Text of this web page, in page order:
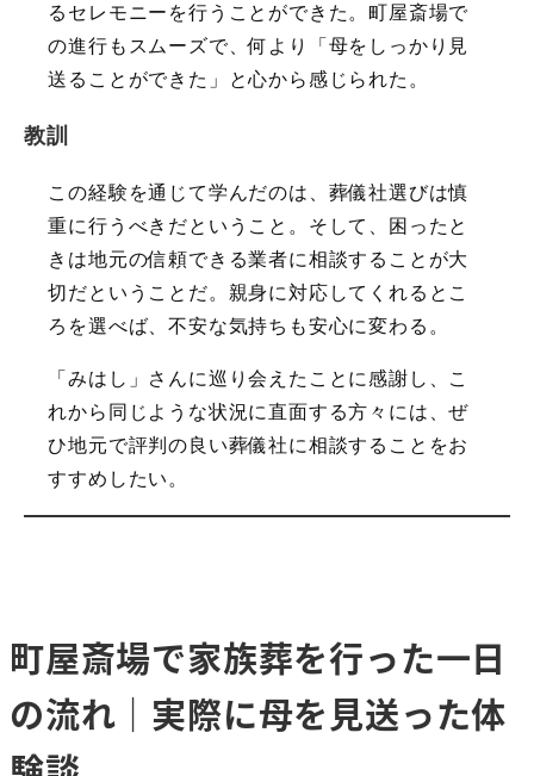
るセレモニーを行うことができた。町屋斎場で
の進行もスムーズで、何より「母をしっかり見
送ることができた」と心から感じられた。
教訓
この経験を通じて学んだのは、葬儀社選びは慎
重に行うべきだということ。そして、困ったと
きは地元の信頼できる業者に相談することが大
切だということだ。親身に対応してくれるとこ
ろを選べば、不安な気持ちも安心に変わる。
「みはし」さんに巡り会えたことに感謝し、こ
れから同じような状況に直面する方々には、ぜ
ひ地元で評判の良い葬儀社に相談することをお
すすめしたい。
町屋斎場で家族葬を行った一日
の流れ｜実際に母を見送った体